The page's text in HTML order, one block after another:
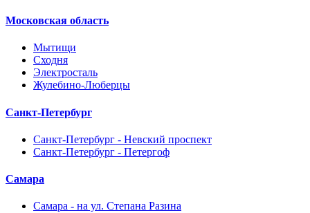
Московская область
Мытищи
Сходня
Электросталь
Жулебино-Люберцы
Санкт-Петербург
Санкт-Петербург - Невский проспект
Санкт-Петербург - Петергоф
Самара
Самара - на ул. Степана Разина